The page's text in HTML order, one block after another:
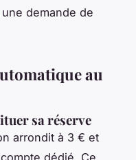
demande de
au
sa réserve
arrondit à 3 € et
dédié. Ce